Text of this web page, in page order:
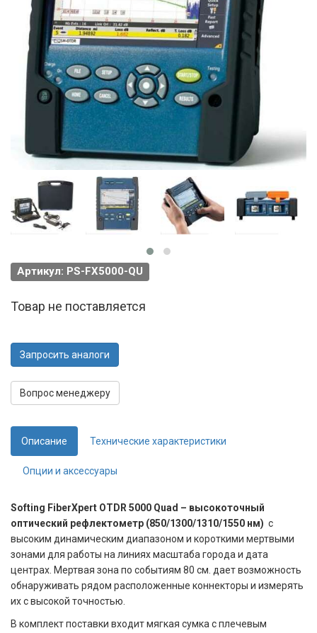
Артикул: PS-FX5000-QU
Товар не поставляется
Запросить аналоги
Вопрос менеджеру
Описание Технические характеристики
Опции и аксессуары
Softing FiberXpert OTDR 5000 Quad – высокоточный
оптический рефлектометр (850/1300/1310/1550 нм) с
высоким динамическим диапазоном и короткими мертвыми
зонами для работы на линиях масштаба города и дата
центрах. Мертвая зона по событиям 80 см. дает возможность
обнаруживать рядом расположенные коннекторы и измерять
их с высокой точностью.
В комплект поставки входит мягкая сумка с плечевым